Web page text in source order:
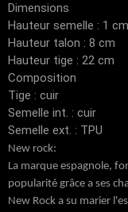
Dimensions
Hauteur semelle : 1 cm
Hauteur talon : 8 cm
Hauteur tige : 22 cm
Composition
Tige : cuir
Semelle int. : cuir
Semelle ext. : TPU
New rock:
La marque espagnole,
popularité grâce a ses
New Rock a su marier